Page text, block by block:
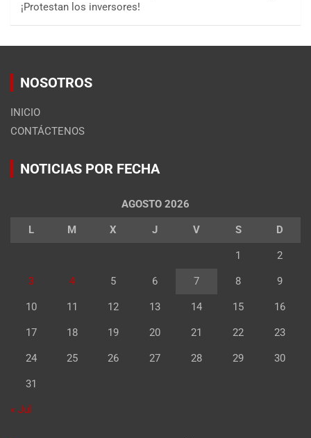
¡Protestan los inversores!
NOSOTROS
INICIO
CONTÁCTENOS
NOTICIAS POR FECHA
AGOSTO 2026
L M X J V S D
1 2
3 4 5 6 7 8 9
10 11 12 13 14 15 16
17 18 19 20 21 22 23
24 25 26 27 28 29 30
31
« Jul